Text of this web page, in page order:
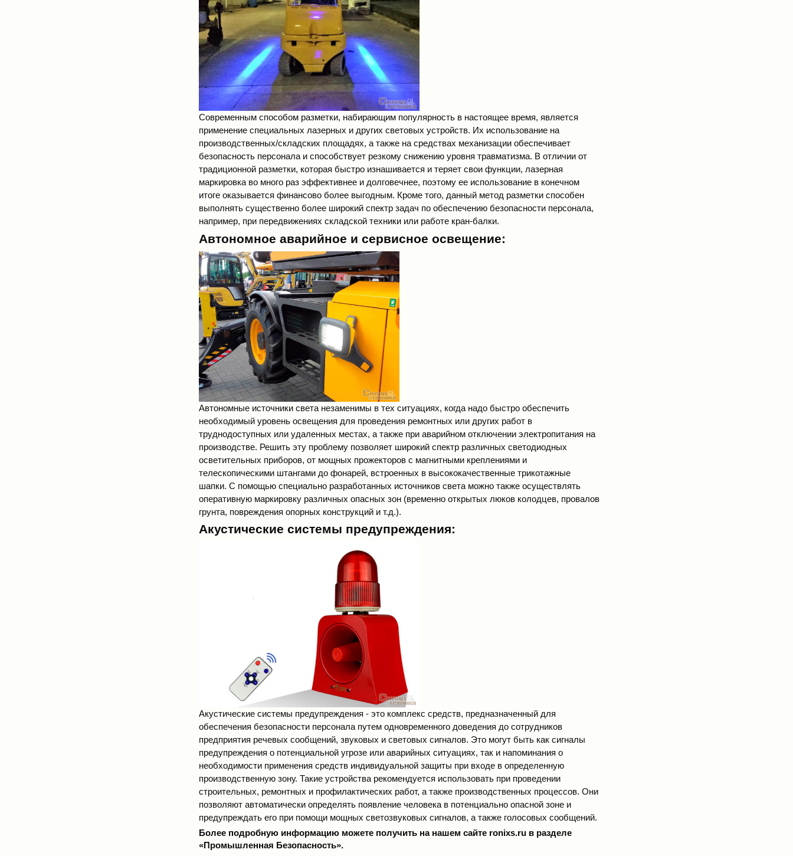
Современным способом разметки, набирающим популярность в настоящее время, является
применение специальных лазерных и других световых устройств. Их использование на
производственных/складских площадях, а также на средствах механизации обеспечивает
безопасность персонала и способствует резкому снижению уровня травматизма. В отличии от
традиционной разметки, которая быстро изнашивается и теряет свои функции, лазерная
маркировка во много раз эффективнее и долговечнее, поэтому ее использование в конечном
итоге оказывается финансово более выгодным. Кроме того, данный метод разметки способен
выполнять существенно более широкий спектр задач по обеспечению безопасности персонала,
например, при передвижениях складской техники или работе кран-балки.
Автономное аварийное и сервисное освещение:
Автономные источники света незаменимы в тех ситуациях, когда надо быстро обеспечить
необходимый уровень освещения для проведения ремонтных или других работ в
труднодоступных или удаленных местах, а также при аварийном отключении электропитания на
производстве. Решить эту проблему позволяет широкий спектр различных светодиодных
осветительных приборов, от мощных прожекторов с магнитными креплениями и
телескопическими штангами до фонарей, встроенных в высококачественные трикотажные
шапки. С помощью специально разработанных источников света можно также осуществлять
оперативную маркировку различных опасных зон (временно открытых люков колодцев, провалов
грунта, повреждения опорных конструкций и т.д.).
Акустические системы предупреждения:
Акустические системы предупреждения - это комплекс средств, предназначенный для
обеспечения безопасности персонала путем одновременного доведения до сотрудников
предприятия речевых сообщений, звуковых и световых сигналов. Это могут быть как сигналы
предупреждения о потенциальной угрозе или аварийных ситуациях, так и напоминания о
необходимости применения средств индивидуальной защиты при входе в определенную
производственную зону. Такие устройства рекомендуется использовать при проведении
строительных, ремонтных и профилактических работ, а также производственных процессов. Они
позволяют автоматически определять появление человека в потенциально опасной зоне и
предупреждать его при помощи мощных светозвуковых сигналов, а также голосовых сообщений.
Более подробную информацию можете получить на нашем сайте ronixs.ru в разделе
«Промышленная Безопасность».